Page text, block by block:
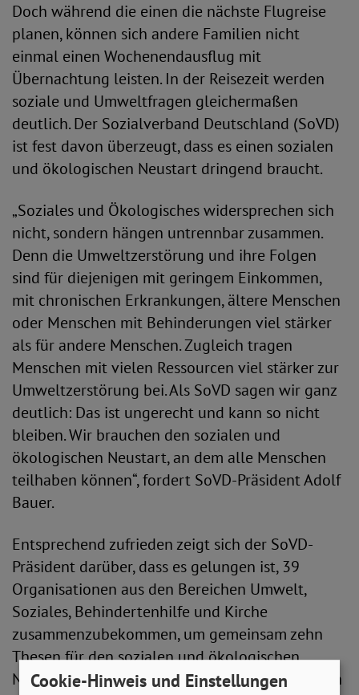
Doch während die einen die nächste Flugreise
planen, können sich andere Familien nicht
einmal einen Wochenendausflug mit
Übernachtung leisten. In der Reisezeit werden
soziale und Umweltfragen gleichermaßen
deutlich. Der Sozialverband Deutschland (SoVD)
ist fest davon überzeugt, dass es einen sozialen
und ökologischen Neustart dringend braucht.
„Soziales und Ökologisches widersprechen sich
nicht, sondern hängen untrennbar zusammen.
Denn die Umweltzerstörung und ihre Folgen
sind für diejenigen mit geringem Einkommen,
mit chronischen Erkrankungen, ältere Menschen
oder Menschen mit Behinderungen viel stärker
als für andere Menschen. Zugleich tragen
Menschen mit vielen Ressourcen viel stärker zur
Umweltzerstörung bei. Als SoVD sagen wir ganz
deutlich: Das ist ungerecht und kann so nicht
bleiben. Wir brauchen den sozialen und
ökologischen Neustart, an dem alle Menschen
teilhaben können“, fordert SoVD-Präsident Adolf
Bauer.
Entsprechend zufrieden zeigt sich der SoVD-
Präsident darüber, dass es gelungen ist, 39
Organisationen aus den Bereichen Umwelt,
Soziales, Behindertenhilfe und Kirche
zusammenzubekommen, um gemeinsam zehn
Thesen für den sozialen und ökologischen
Neustart zu veröffentlichen. „Gemeinsam werden
Cookie-Hinweis und Einstellungen